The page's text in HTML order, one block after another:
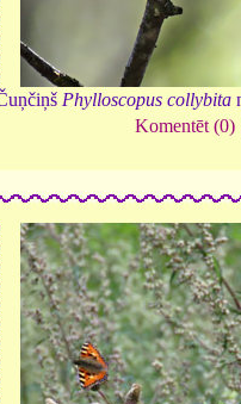
Phylloscopus collybita
Komentēt (0)